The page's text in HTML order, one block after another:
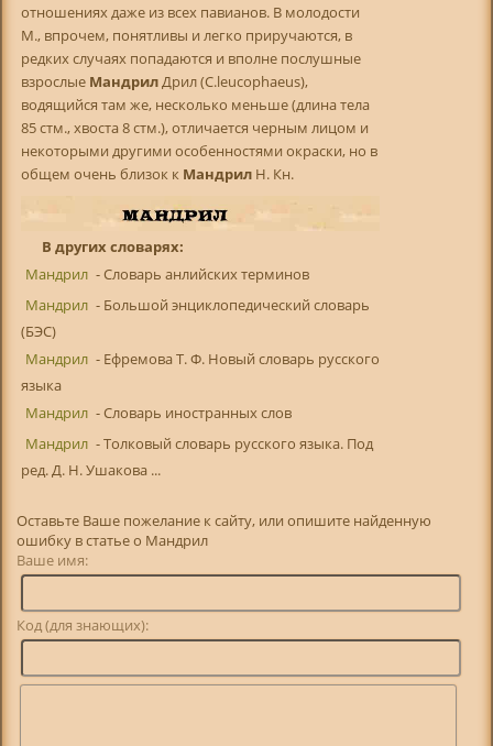
отношениях даже из всех павианов. В молодости
М., впрочем, понятливы и легко приручаются, в
редких случаях попадаются и вполне послушные
взрослые МандрилДрил (C.leucophaeus),
водящийся там же, несколько меньше (длина тела
85 стм., хвоста 8 стм.), отличается черным лицом и
некоторыми другими особенностями окраски, но в
общем очень близок к Мандрил Н. Кн.
В других словарях:
Мандрил - Словарь анлийских терминов
Мандрил - Большой энциклопедический словарь
(БЭС)
Мандрил - Ефремова Т. Ф. Новый словарь русского
языка
Мандрил - Словарь иностранных слов
Мандрил - Толковый словарь русского языка. Под
ред. Д. Н. Ушакова ...
Оставьте Ваше пожелание к сайту, или опишите найденную
ошибку в статье о Мандрил
Ваше имя:
Код (для знающих):